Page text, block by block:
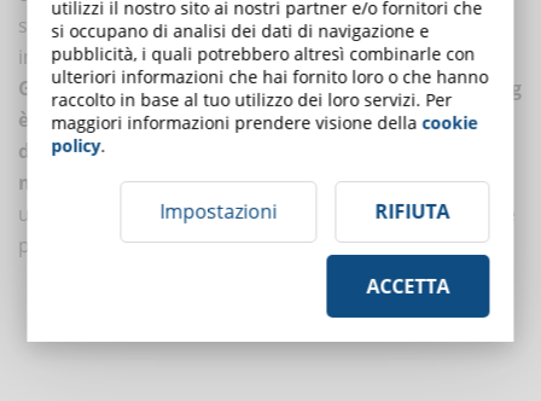
svolgere al meglio le attività di raccolta, analisi e
interpretazione dei dati relativi alla formazione online.
Grazie all'analisi dei dati, l'Analista di dati elearning
è in grado di individuare i punti di forza e di
debolezza dei percorsi formativi online, al fine di
migliorarne la qualità e l'efficacia, garantendo
un'esperienza di apprendimento sempre più efficace e
personalizzata per gli studenti.
utilizzi il nostro sito ai nostri partner e/o fornitori che
si occupano di analisi dei dati di navigazione e
pubblicità, i quali potrebbero altresì combinarle con
ulteriori informazioni che hai fornito loro o che hanno
raccolto in base al tuo utilizzo dei loro servizi. Per
maggiori informazioni prendere visione dellacookie
policy.
Impostazioni RIFIUTA
ACCETTA